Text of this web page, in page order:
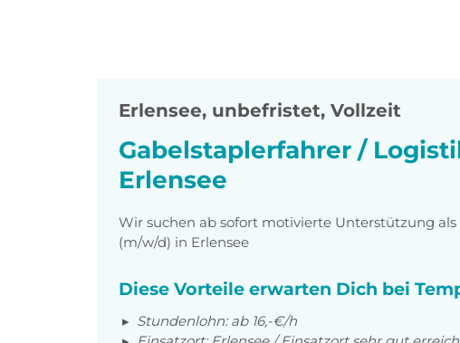
Erlensee, unbefristet, Vollzeit
Gabelstaplerfahrer /
Erlensee
Wir suchen ab sofort motivierte Unterstützung
(m/w/d) in Erlensee
Diese Vorteile erwarten Dich bei
Stundenlohn: ab 16,-€/h